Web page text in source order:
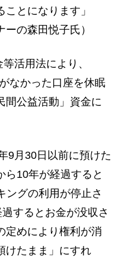
とになります」
ーの森田悦子氏）
活用法により、
なかった口座を休眠
間公益活動」資金に
9月30日以前に預けた
ら10年が経過すると
ングの利用が停止さ
するとお金が没収さ
定めにより権利が消
けたまま」にすれ